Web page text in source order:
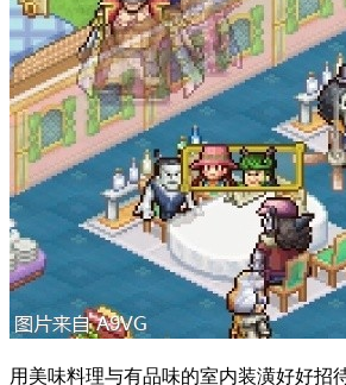
用美味料理与有品味的室内装潢好好招